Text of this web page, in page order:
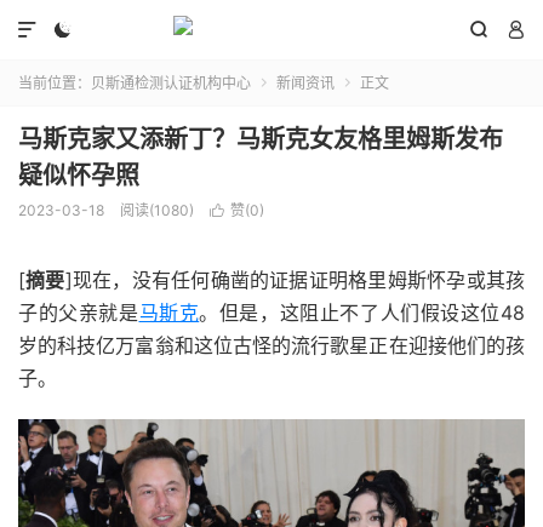
  

当前位置： 贝斯通检测认证机构中心  新闻资讯  正文
马斯克家又添新丁？马斯克女友格里姆斯发布
疑似怀孕照
2023-03-18 阅读(1080)  赞(0)
[摘要]现在，没有任何确凿的证据证明格里姆斯怀孕或其孩
子的父亲就是马斯克。但是，这阻止不了人们假设这位48
岁的科技亿万富翁和这位古怪的流行歌星正在迎接他们的孩
子。